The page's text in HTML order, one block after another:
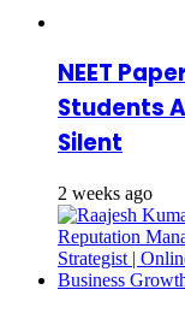
NEET
Students
Silent
2 weeks ago